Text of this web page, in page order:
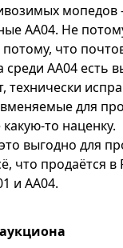
мопедов
АА04. Не
потому, что
среди АА04 есть
технически
для
то наценку.
выгодно для
что продаётся
и АА04.